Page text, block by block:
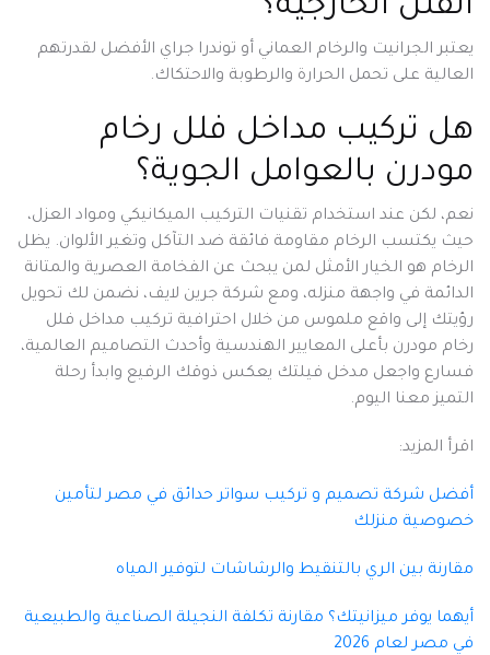
الفلل الخارجية؟
يعتبر الجرانيت والرخام العماني أو توندرا جراي الأفضل لقدرتهم
العالية على تحمل الحرارة والرطوبة والاحتكاك.
هل تركيب مداخل فلل رخام
مودرن بالعوامل الجوية؟
نعم، لكن عند استخدام تقنيات التركيب الميكانيكي ومواد العزل،
حيث يكتسب الرخام مقاومة فائقة ضد التآكل وتغير الألوان. يظل
الرخام هو الخيار الأمثل لمن يبحث عن الفخامة العصرية والمتانة
الدائمة في واجهة منزله، ومع شركة جرين لايف، نضمن لك تحويل
رؤيتك إلى واقع ملموس من خلال احترافية تركيب مداخل فلل
رخام مودرن بأعلى المعايير الهندسية وأحدث التصاميم العالمية،
فسارع واجعل مدخل فيلتك يعكس ذوقك الرفيع وابدأ رحلة
التميز معنا اليوم.
اقرأ المزيد:
أفضل شركة تصميم و تركيب سواتر حدائق في مصر لتأمين
خصوصية منزلك
مقارنة بين الري بالتنقيط والرشاشات لتوفير المياه
أيهما يوفر ميزانيتك؟ مقارنة تكلفة النجيلة الصناعية والطبيعية
في مصر لعام 2026